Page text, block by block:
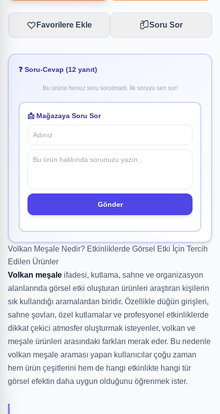
Favorilere Ekle Soru Sor
❓ Soru-Cevap (12 yanıt)
Bu ürüne henüz soru sorulmadı. İlk soruyu sen sor!
📩 Mağazaya Soru Sor
Gönder
Volkan Meşale Nedir? Etkinliklerde Görsel Etki İçin Tercih
Edilen Ürünler
Volkan meşale ifadesi, kutlama, sahne ve organizasyon
alanlarında görsel etki oluşturan ürünleri araştıran kişilerin
sık kullandığı aramalardan biridir. Özellikle düğün girişleri,
sahne şovları, özel kutlamalar ve profesyonel etkinliklerde
dikkat çekici atmosfer oluşturmak isteyenler, volkan ve
meşale ürünleri arasındaki farkları merak eder. Bu nedenle
volkan meşale araması yapan kullanıcılar çoğu zaman
hem ürün çeşitlerini hem de hangi etkinlikte hangi tür
görsel efektin daha uygun olduğunu öğrenmek ister.